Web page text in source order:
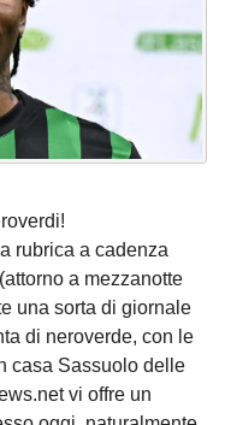
rubrica a cadenza
a mezzanotte
una sorta di giornale
di neroverde, con le
casa Sassuolo delle
vi offre un